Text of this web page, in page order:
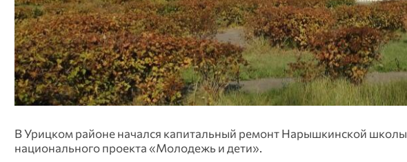
В Урицком районе начался капитальный ремонт Нарышкинской
национального проекта «Молодежь и дети».